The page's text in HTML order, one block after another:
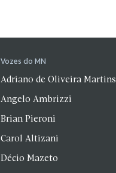
Vozes do MN
Adriano de Oliveira Martins
Angelo Ambrizzi
Brian Pieroni
Carol Altizani
Décio Mazeto